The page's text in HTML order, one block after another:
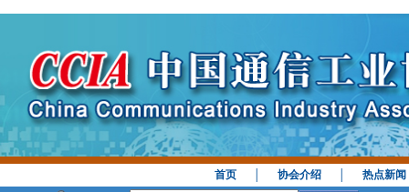
首页 │协会介绍 │热点新闻